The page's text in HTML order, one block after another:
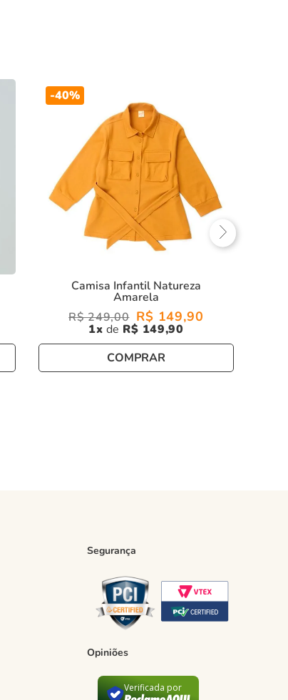
-40%
Camisa Infantil Natureza
Amarela
R$ 249,00 R$ 149,90
1 R$ 149,90
COMPRAR
Segurança
Opiniões
Verificada por